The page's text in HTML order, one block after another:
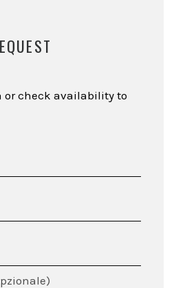
or check availability to